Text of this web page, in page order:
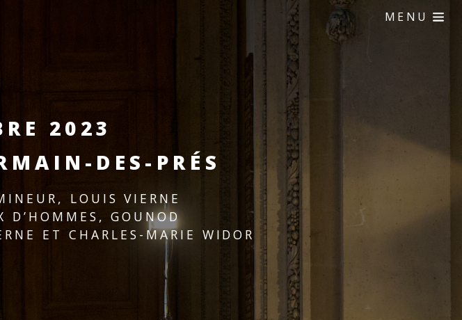
MENU
2023
DES-PRÉS
LOUIS VIERNE
D’HOMMES, GOUNOD
ET CHARLES-MARIE WIDOR